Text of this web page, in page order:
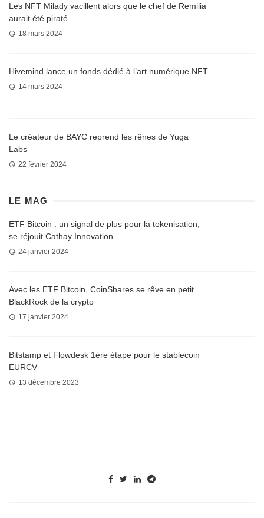
Les NFT Milady vacillent alors que le chef de Remilia
aurait été piraté
18 mars 2024
Hivemind lance un fonds dédié à l’art numérique NFT
14 mars 2024
Le créateur de BAYC reprend les rênes de Yuga
Labs
22 février 2024
LE MAG
ETF Bitcoin : un signal de plus pour la tokenisation,
se réjouit Cathay Innovation
24 janvier 2024
Avec les ETF Bitcoin, CoinShares se rêve en petit
BlackRock de la crypto
17 janvier 2024
Bitstamp et Flowdesk 1ère étape pour le stablecoin
EURCV
13 décembre 2023